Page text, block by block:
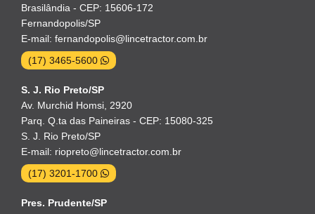
Brasilândia - CEP: 15606-172
Fernandopolis/SP
E-mail: fernandopolis@lincetractor.com.br
(17) 3465-5600
S. J. Rio Preto/SP
Av. Murchid Homsi, 2920
Parq. Q.ta das Paineiras - CEP: 15080-325
S. J. Rio Preto/SP
E-mail: riopreto@lincetractor.com.br
(17) 3201-1700
Pres. Prudente/SP